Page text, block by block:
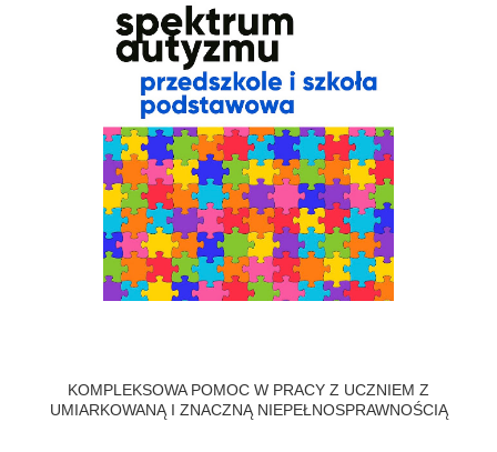
KOMPLEKSOWA POMOC W PRACY Z UCZNIEM Z
UMIARKOWANĄ I ZNACZNĄ NIEPEŁNOSPRAWNOŚCIĄ